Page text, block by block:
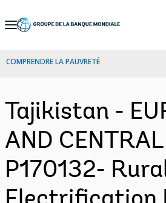
Skip
Navigation
COMPRENDRE LA PAUVRETÉ
Tajikistan -
AND
P170132-